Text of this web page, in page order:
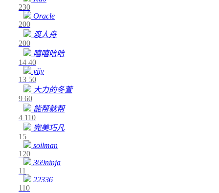
230
Oracle
200
渡人舟
200
嘻嘻哈哈
14 40
yiiy
13 50
大力的冬萱
9 60
能帮就帮
4 110
完美巧凡
15
soilman
120
369ninja
11
22336
110